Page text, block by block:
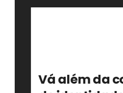
Vá além da